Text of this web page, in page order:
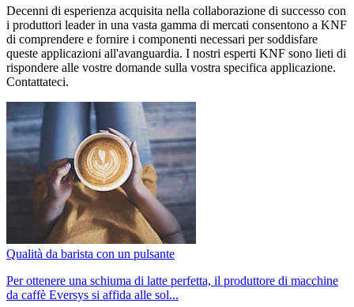
Decenni di esperienza acquisita nella collaborazione di successo con
i produttori leader in una vasta gamma di mercati consentono a KNF
di comprendere e fornire i componenti necessari per soddisfare
queste applicazioni all'avanguardia. I nostri esperti KNF sono lieti di
rispondere alle vostre domande sulla vostra specifica applicazione.
Contattateci.
Qualità da barista con un pulsante
Per ottenere una schiuma di latte perfetta, il produttore di macchine
da caffè Eversys si affida alle sol...